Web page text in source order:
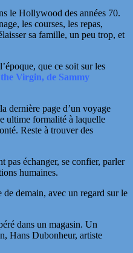
le Hollywood des années 70.
les courses, les repas,
sa famille, un peu trop, et
que ce soit sur les
Virgin, de Sammy
dernière page d’un voyage
ultime formalité à laquelle
Reste à trouver des
pas échanger, se confier, parler
humaines.
demain, avec un regard sur le
dans un magasin. Un
Hans Dubonheur, artiste